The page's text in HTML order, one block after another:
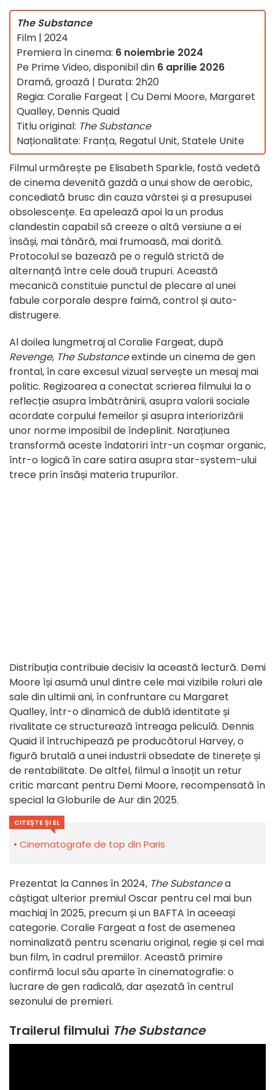
The Substance
Film | 2024
Premiera în cinema: 6 noiembrie 2024
Pe Prime Video, disponibil din 6 aprilie 2026
Dramă, groază | Durata: 2h20
Regia: Coralie Fargeat | Cu Demi Moore, Margaret
Qualley, Dennis Quaid
Titlu original: The Substance
Naționalitate: Franța, Regatul Unit, Statele Unite
Filmul urmărește pe Elisabeth Sparkle, fostă vedetă
de cinema devenită gazdă a unui show de aerobic,
concediată brusc din cauza vârstei și a presupusei
obsolescențe. Ea apelează apoi la un produs
clandestin capabil să creeze o altă versiune a ei
însăși, mai tânără, mai frumoasă, mai dorită.
Protocolul se bazează pe o regulă strictă de
alternanță între cele două trupuri. Această
mecanică constituie punctul de plecare al unei
fabule corporale despre faimă, control și auto-
distrugere.
Al doilea lungmetraj al Coralie Fargeat, după
Revenge, The Substanceextinde un cinema de gen
frontal, în care excesul vizual servește un mesaj mai
politic. Regizoarea a conectat scrierea filmului la o
reflecție asupra îmbătrânirii, asupra valorii sociale
acordate corpului femeilor și asupra interiorizării
unor norme imposibil de îndeplinit. Narațiunea
transformă aceste îndatoriri într-un coșmar organic,
într-o logică în care satira asupra star-system-ului
trece prin însăși materia trupurilor.
Distribuția contribuie decisiv la această lectură. Demi
Moore își asumă unul dintre cele mai vizibile roluri ale
sale din ultimii ani, în confruntare cu Margaret
Qualley, într-o dinamică de dublă identitate și
rivalitate ce structurează întreaga peliculă. Dennis
Quaid îl întruchipează pe producătorul Harvey, o
figură brutală a unei industrii obsedate de tinerețe și
de rentabilitate. De altfel, filmul a însoțit un retur
critic marcant pentru Demi Moore, recompensată în
special la Globurile de Aur din 2025.
CITEȘTE ȘI EL
Cinematografe de top din Paris
Prezentat la Cannes în 2024, The Substancea
câștigat ulterior premiul Oscar pentru cel mai bun
machiaj în 2025, precum și un BAFTA în aceeași
categorie. Coralie Fargeat a fost de asemenea
nominalizată pentru scenariu original, regie și cel mai
bun film, în cadrul premiilor. Această primire
confirmă locul său aparte în cinematografie: o
lucrare de gen radicală, dar așezată în centrul
sezonului de premieri.
Trailerul filmului The Substance